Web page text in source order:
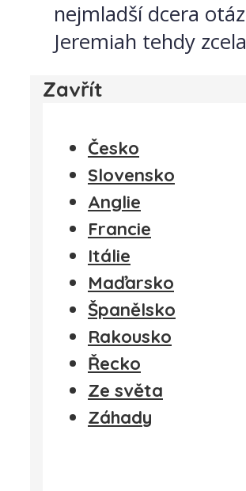
nejmladší dcera
Jeremiah tehdy
Zavřít
Česko
Slovensko
Anglie
Francie
Itálie
Maďarsko
Španělsko
Rakousko
Řecko
Ze světa
Záhady